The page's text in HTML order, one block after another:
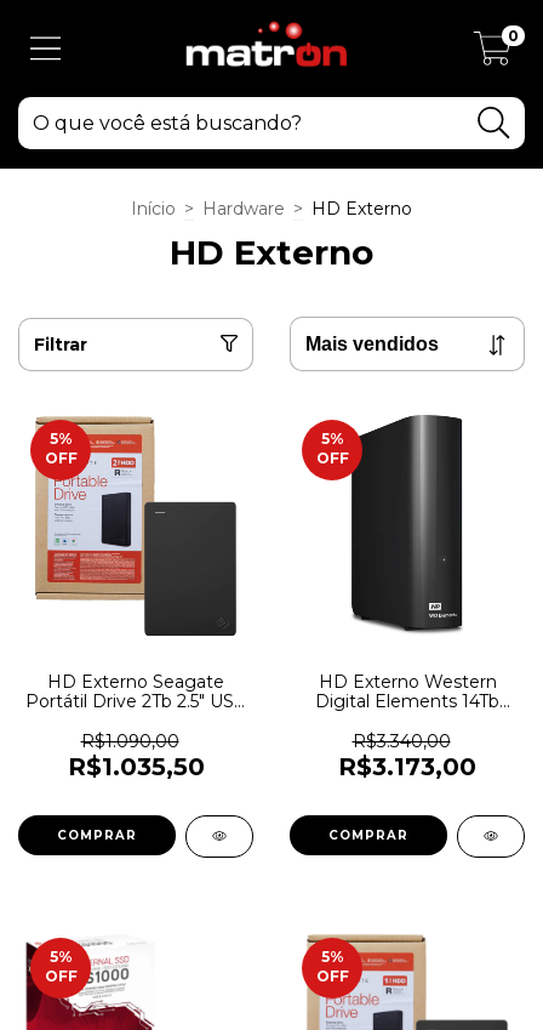
0
Início > Hardware > HD Externo
HD Externo
Filtrar
5%
OFF
HD Externo Seagate
Portátil Drive 2Tb 2.5" USB
R$1.090,00
R$1.035,50
5%
OFF
HD Externo Western
Digital Elements 14Tb
WDBWLG0140HBK -
7218
R$3.340,00
R$3.173,00
5%
OFF
5%
OFF